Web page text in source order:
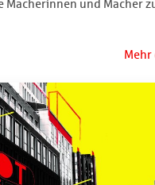
Macherinnen und Macher
Mehr